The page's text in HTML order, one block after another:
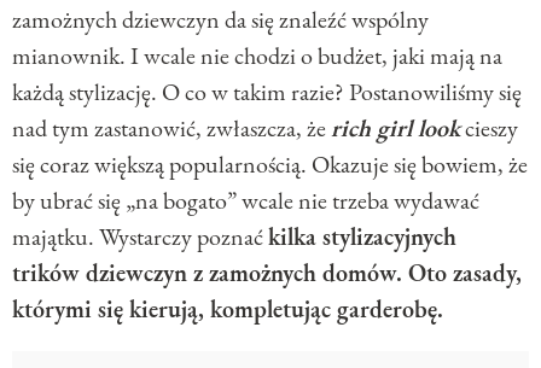
zamożnych dziewczyn da się znaleźć wspólny
mianownik. I wcale nie chodzi o budżet, jaki mają na
każdą stylizację. O co w takim razie? Postanowiliśmy się
nad tym zastanowić, zwłaszcza, żerich girl lookcieszy
się coraz większą popularnością. Okazuje się bowiem, że
by ubrać się „na bogato” wcale nie trzeba wydawać
majątku. Wystarczy poznaćkilka stylizacyjnych
trików dziewczyn z zamożnych domów. Oto zasady,
którymi się kierują, kompletując garderobę.